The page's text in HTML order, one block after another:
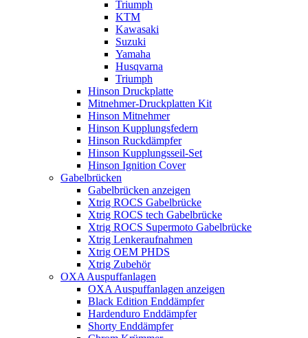
Triumph
KTM
Kawasaki
Suzuki
Yamaha
Husqvarna
Triumph
Hinson Druckplatte
Mitnehmer-Druckplatten Kit
Hinson Mitnehmer
Hinson Kupplungsfedern
Hinson Ruckdämpfer
Hinson Kupplungsseil-Set
Hinson Ignition Cover
Gabelbrücken
Gabelbrücken anzeigen
Xtrig ROCS Gabelbrücke
Xtrig ROCS tech Gabelbrücke
Xtrig ROCS Supermoto Gabelbrücke
Xtrig Lenkeraufnahmen
Xtrig OEM PHDS
Xtrig Zubehör
OXA Auspuffanlagen
OXA Auspuffanlagen anzeigen
Black Edition Enddämpfer
Hardenduro Enddämpfer
Shorty Enddämpfer